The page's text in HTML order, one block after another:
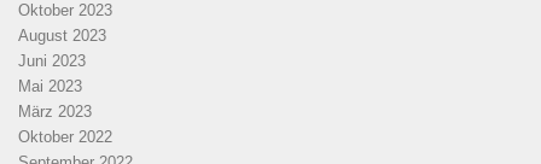
Oktober 2023
August 2023
Juni 2023
Mai 2023
März 2023
Oktober 2022